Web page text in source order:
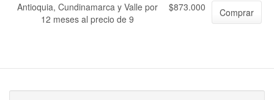
Antioquia, Cundinamarca y Valle por
12 meses al precio de 9
$873.000 Comprar